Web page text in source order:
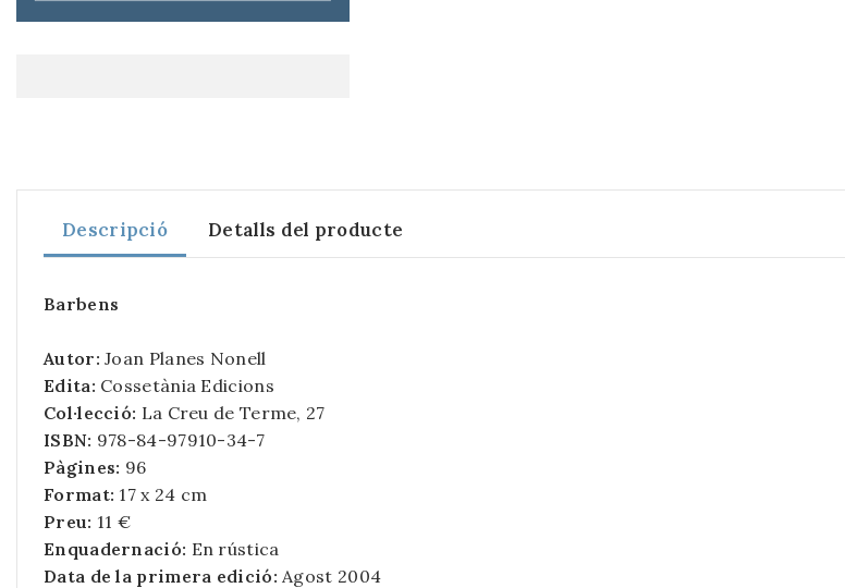
Descripció Detalls del producte
Barbens
Autor:Joan Planes Nonell
Edita: Cossetània Edicions
Col·lecció: La Creu de Terme, 27
ISBN: 978-84-97910-34-7
Pàgines: 96
Format: 17 x 24 cm
Preu: 11 €
Enquadernació: En rústica
Data de la primera edició: Agost 2004